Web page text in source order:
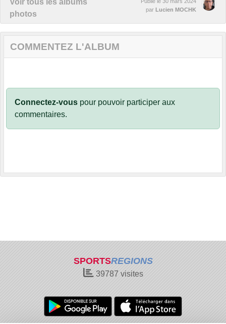
Voir tous les albums
photos
par
Lucien MOCHK
COMMENTEZ L'ALBUM
Connectez-vous pour pouvoir participer aux
commentaires.
SPORTSREGIONS
39787 visites